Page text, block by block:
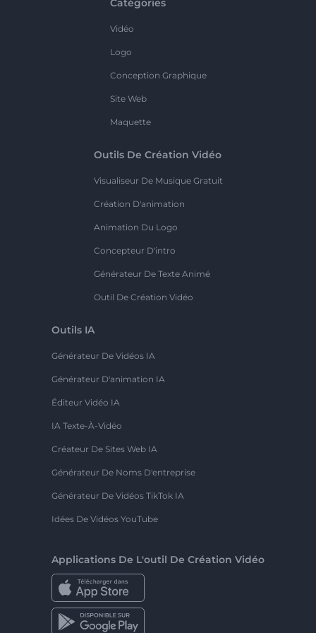
Catégories
Vidéo
Logo
Conception Graphique
Site Web
Maquette
Outils De Création Vidéo
Visualiseur De Musique Gratuit
Création D'animation
Animation Du Logo
Concepteur D'intro
Générateur De Texte Animé
Outil De Création Vidéo
Outils IA
Générateur De Vidéos IA
Générateur D'animation IA
Éditeur Vidéo IA
IA Texte-À-Vidéo
Créateur De Sites Web IA
Générateur De Noms D'entreprise
Générateur De Vidéos TikTok IA
Idées De Vidéos YouTube
Applications De L'outil De Création Vidéo